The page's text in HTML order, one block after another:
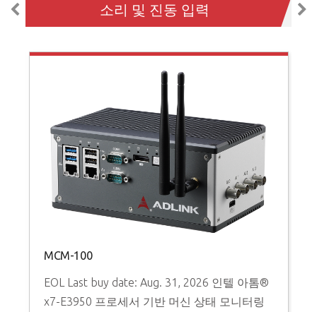
소리 및 진동 입력
MCM-100
EOL Last buy date: Aug. 31, 2026 인텔 아톰®
x7-E3950 프로세서 기반 머신 상태 모니터링